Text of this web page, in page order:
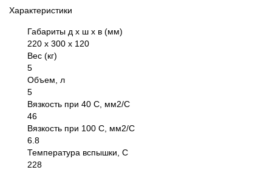
Характеристики
Габариты д х ш х в (мм)
220 х 300 х 120
Вес (кг)
5
Объем, л
5
Вязкость при 40 С, мм2/С
46
Вязкость при 100 С, мм2/С
6.8
Температура вспышки, С
228